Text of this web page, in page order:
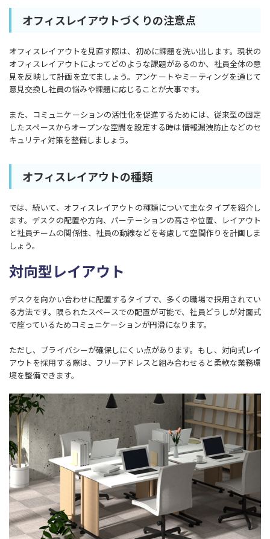
オフィスレイアウトづくりの注意点
オフィスレイアウトを見直す際は、初めに課題を洗い出します。現状の
オフィスレイアウトによってどのような課題があるのか、社員全体の意
見を反映して計画を立てましょう。アンケートやミーティングを通じて
意見交換し社員の悩みや課題に応じることが大事です。
また、コミュニケーションの活性化を促進するためには、従来型の固定
したスペースからオープンな空間を設定する時は情報漏洩防止などのセ
キュリティ対策を整備しましょう。
オフィスレイアウトの種類
では、続いて、オフィスレイアウトの種類について主なタイプを紹介し
ます。デスクの配置や方向、パーテーションの高さや位置、レイアウト
と社員チームの関係性、社員の動線などを考慮して空間作りを計画しま
しょう。
対向型レイアウト
デスクを向かい合わせに配置するタイプで、多くの職場で採用されてい
る方法です。限られたスペースでの配置が可能で、社員どうしが対面式
で座っているためコミュニケーションが円滑になります。
ただし、プライバシーが確保しにくい点があります。もし、対向式レイ
アウトを採用する際は、フリーアドレスと組み合わせると柔軟な業務環
境を整備できます。